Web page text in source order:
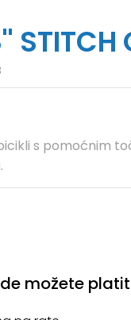
STITCH
s pomoćnim
možete